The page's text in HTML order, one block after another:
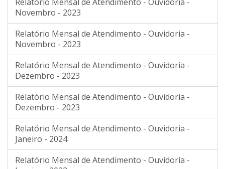
Novembro - 2023
Relatório Mensal de Atendimento - Ouvidoria -
Novembro - 2023
Relatório Mensal de Atendimento - Ouvidoria -
Dezembro - 2023
Relatório Mensal de Atendimento - Ouvidoria -
Dezembro - 2023
Relatório Mensal de Atendimento - Ouvidoria -
Janeiro - 2024
Relatório Mensal de Atendimento - Ouvidoria -